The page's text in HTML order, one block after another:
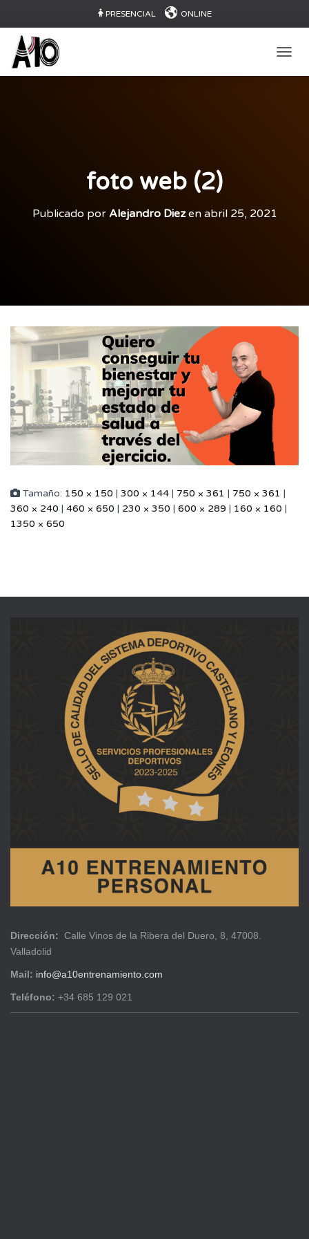
PRESENCIAL ONLINE
foto web (2)
Publicado por Alejandro Diezen abril 25, 2021
Tamaño: 150 × 150 | 300 × 144 | 750 × 361 | 750 × 361 |
360 × 240 | 460 × 650 | 230 × 350 | 600 × 289 | 160 × 160 |
1350 × 650
Dirección: Calle Vinos de la Ribera del Duero, 8, 47008.
Valladolid
Mail: info@a10entrenamiento.com
Teléfono: +34 685 129 021